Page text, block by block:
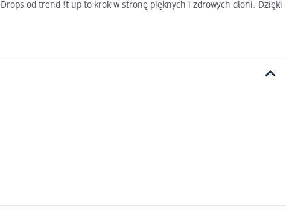
od trend !t up to krok w stronę pięknych i zdrowych dłoni. Dzięki